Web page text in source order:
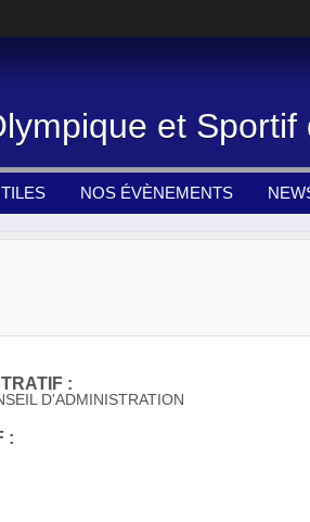
et Sportif
NOS ÉVÈNEMENTS
:
D'ADMINISTRATION
: